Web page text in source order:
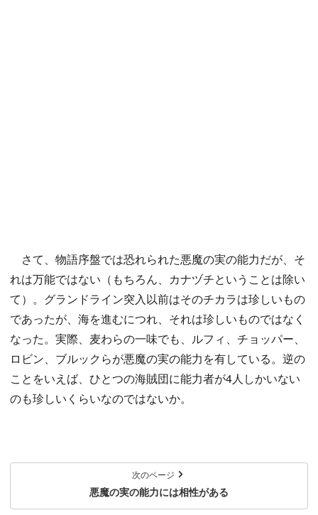
さて、物語序盤では恐れられた悪魔の実の能力だが、そ
れは万能ではない（もちろん、カナヅチということは除い
て）。グランドライン突入以前はそのチカラは珍しいもの
であったが、海を進むにつれ、それは珍しいものではなく
なった。実際、麦わらの一味でも、ルフィ、チョッパー、
ロビン、ブルックらが悪魔の実の能力を有している。逆の
ことをいえば、ひとつの海賊団に能力者が4人しかいない
のも珍しいくらいなのではないか。
次のページ
悪魔の実の能力には相性がある